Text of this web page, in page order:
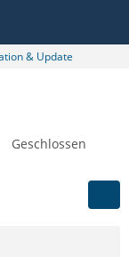
& Update
Geschlossen